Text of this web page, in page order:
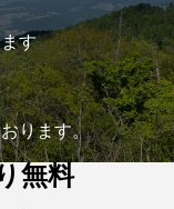
す
ります。
無料